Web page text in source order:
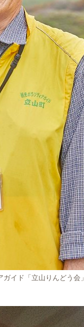
ガイド「立山りんどう